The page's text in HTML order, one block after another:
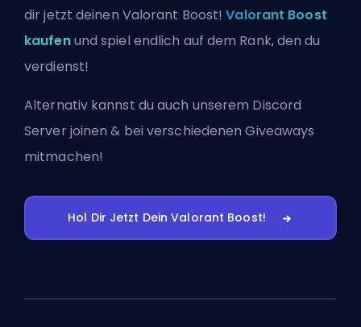
dir jetzt deinen Valorant Boost!Valorant Boost
kaufenund spiel endlich auf dem Rank, den du
verdienst!
Alternativ kannst du auch unserem Discord
Server joinen & bei verschiedenen Giveaways
mitmachen!
Hol Dir Jetzt Dein Valorant Boost!